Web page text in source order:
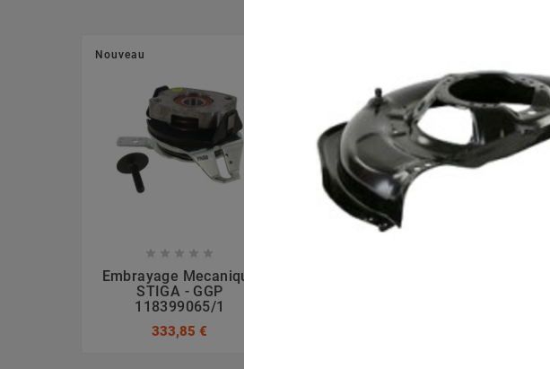
Nouveau
    
Embrayage Mecanique
STIGA - GGP
118399065/1
333,85 €